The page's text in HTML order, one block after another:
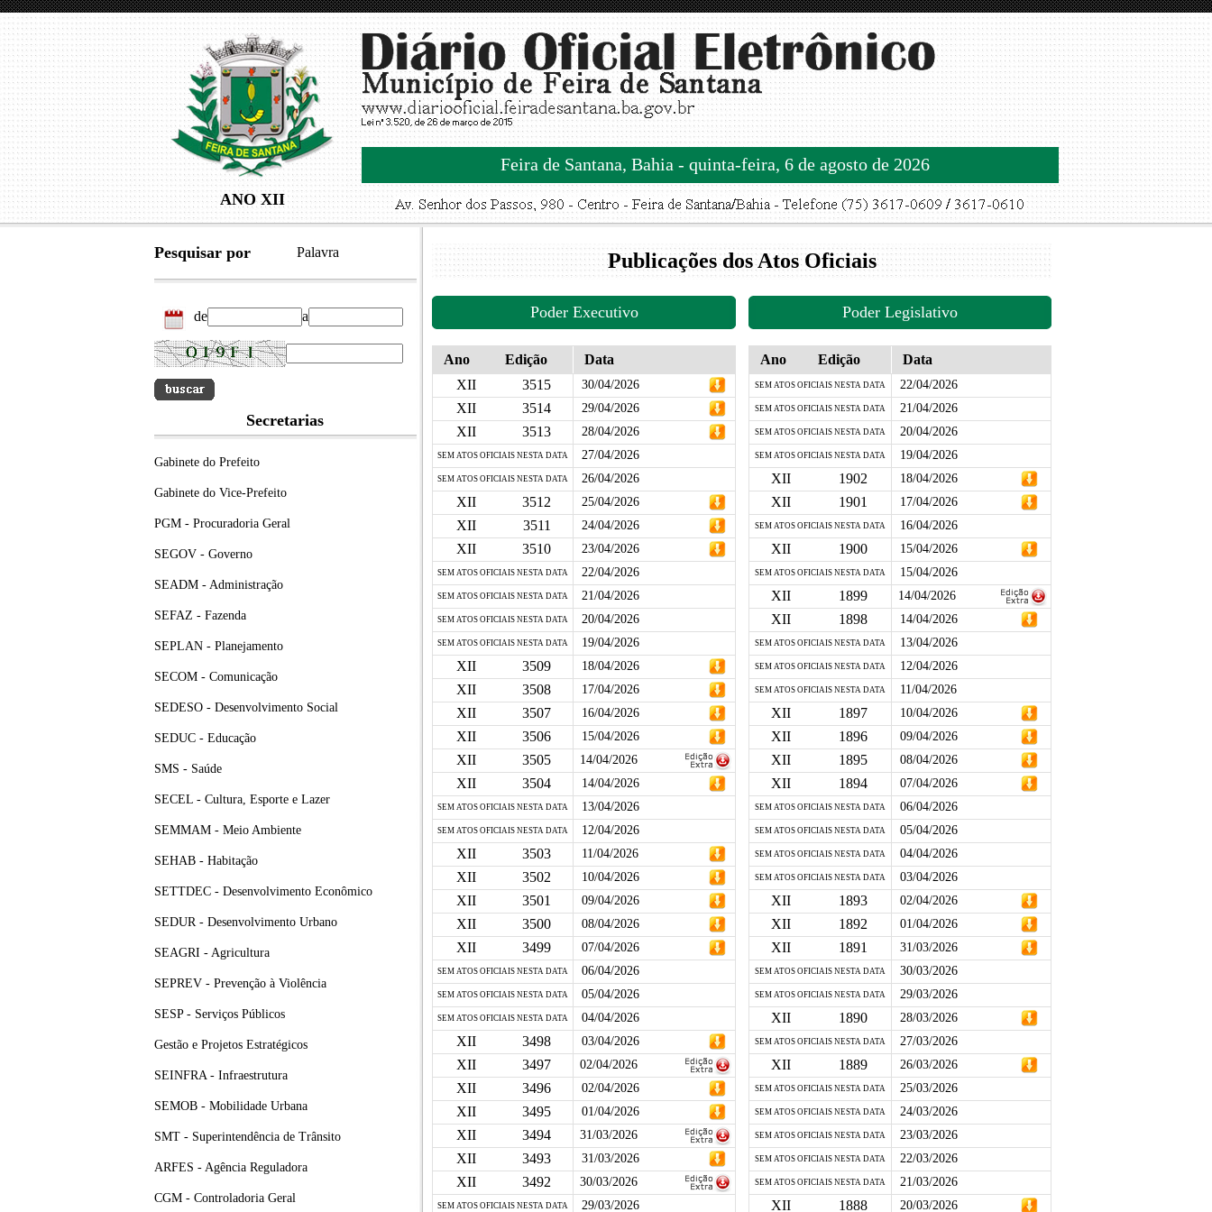
ANO XII
Feira de Santana, Bahia - quinta-feira, 6 de agosto de 2026
Pesquisar por Palavra
de a
Secretarias
Gabinete do Prefeito
Gabinete do Vice-Prefeito
PGM - Procuradoria Geral
SEGOV - Governo
SEADM - Administração
SEFAZ - Fazenda
SEPLAN - Planejamento
SECOM - Comunicação
SEDESO - Desenvolvimento Social
SEDUC - Educação
SMS - Saúde
SECEL - Cultura, Esporte e Lazer
SEMMAM - Meio Ambiente
SEHAB - Habitação
SETTDEC - Desenvolvimento Econômico
SEDUR - Desenvolvimento Urbano
SEAGRI - Agricultura
SEPREV - Prevenção à Violência
SESP - Serviços Públicos
Gestão e Projetos Estratégicos
SEINFRA - Infraestrutura
SEMOB - Mobilidade Urbana
SMT - Superintendência de Trânsito
ARFES - Agência Reguladora
CGM - Controladoria Geral
Publicações dos Atos Oficiais
Poder Executivo Poder Legislativo
Ano Edição
Data
XII
3515 30/04/2026
XII 3514 29/04/2026
XII 3513 28/04/2026
SEM ATOS OFICIAIS NESTA DATA 27/04/2026
SEM ATOS OFICIAIS NESTA DATA 26/04/2026
XII 3512 25/04/2026
XII 3511 24/04/2026
XII 3510 23/04/2026
SEM ATOS OFICIAIS NESTA DATA 22/04/2026
SEM ATOS OFICIAIS NESTA DATA 21/04/2026
SEM ATOS OFICIAIS NESTA DATA 20/04/2026
SEM ATOS OFICIAIS NESTA DATA 19/04/2026
XII 3509 18/04/2026
XII 3508 17/04/2026
XII 3507 16/04/2026
XII 3506 15/04/2026
XII 3505 14/04/2026
XII 3504 14/04/2026
SEM ATOS OFICIAIS NESTA DATA 13/04/2026
SEM ATOS OFICIAIS NESTA DATA 12/04/2026
XII 3503 11/04/2026
XII 3502 10/04/2026
XII 3501 09/04/2026
XII 3500 08/04/2026
XII 3499 07/04/2026
SEM ATOS OFICIAIS NESTA DATA 06/04/2026
SEM ATOS OFICIAIS NESTA DATA 05/04/2026
SEM ATOS OFICIAIS NESTA DATA 04/04/2026
XII 3498 03/04/2026
XII 3497 02/04/2026
XII 3496 02/04/2026
XII 3495 01/04/2026
XII 3494 31/03/2026
XII 3493 31/03/2026
XII 3492 30/03/2026
SEM ATOS OFICIAIS NESTA DATA 29/03/2026
Ano Edição Data
SEM ATOS OFICIAIS NESTA DATA 22/04/2026
SEM ATOS OFICIAIS NESTA DATA 21/04/2026
SEM ATOS OFICIAIS NESTA DATA 20/04/2026
SEM ATOS OFICIAIS NESTA DATA 19/04/2026
XII 1902 18/04/2026
XII 1901 17/04/2026
SEM ATOS OFICIAIS NESTA DATA 16/04/2026
XII 1900 15/04/2026
SEM ATOS OFICIAIS NESTA DATA 15/04/2026
XII 1899 14/04/2026
XII 1898 14/04/2026
SEM ATOS OFICIAIS NESTA DATA 13/04/2026
SEM ATOS OFICIAIS NESTA DATA 12/04/2026
SEM ATOS OFICIAIS NESTA DATA 11/04/2026
XII 1897 10/04/2026
XII 1896 09/04/2026
XII 1895 08/04/2026
XII 1894 07/04/2026
SEM ATOS OFICIAIS NESTA DATA 06/04/2026
SEM ATOS OFICIAIS NESTA DATA 05/04/2026
SEM ATOS OFICIAIS NESTA DATA 04/04/2026
SEM ATOS OFICIAIS NESTA DATA 03/04/2026
XII 1893 02/04/2026
XII 1892 01/04/2026
XII 1891 31/03/2026
SEM ATOS OFICIAIS NESTA DATA 30/03/2026
SEM ATOS OFICIAIS NESTA DATA 29/03/2026
XII 1890 28/03/2026
SEM ATOS OFICIAIS NESTA DATA 27/03/2026
XII 1889 26/03/2026
SEM ATOS OFICIAIS NESTA DATA 25/03/2026
SEM ATOS OFICIAIS NESTA DATA 24/03/2026
SEM ATOS OFICIAIS NESTA DATA 23/03/2026
SEM ATOS OFICIAIS NESTA DATA 22/03/2026
SEM ATOS OFICIAIS NESTA DATA 21/03/2026
XII 1888 20/03/2026